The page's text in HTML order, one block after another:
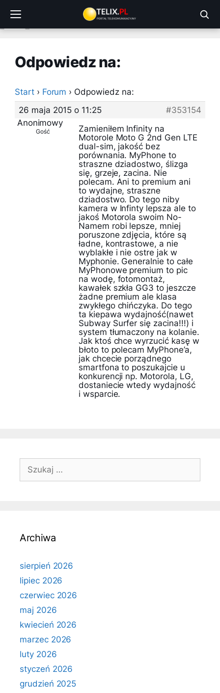
treści
Odpowiedz na:
Start › Forum › Odpowiedz na:
26 maja 2015 o 11:25
#353154
Anonimowy
Gość
Zamieniłem Infinity na
Motorole Moto G 2nd Gen LTE
dual-sim, jakość bez
porównania. MyPhone to
straszne dziadostwo, ślizga
się, grzeje, zacina. Nie
polecam. Ani to premium ani
to wydajne, straszne
dziadostwo. Do tego niby
kamera w Infinty lepsza ale to
jakoś Motorola swoim No-
Namem robi lepsze, mniej
poruszone zdjęcia, które są
ładne, kontrastowe, a nie
wyblakłe i nie ostre jak w
Myphonie. Generalnie to całe
MyPhonowe premium to pic
na wodę, fotomontaż,
kawałek szkła GG3 to jeszcze
żadne premium ale klasa
zwykłego chińczyka. Do tego
ta kiepawa wydajność(nawet
Subway Surfer się zacina!!!) i
system tłumaczony na kolanie.
Jak ktoś chce wyrzucić kasę w
błoto to polecam MyPhone’a,
jak chcecie porządnego
smartfona to poszukajcie u
konkurencji np. Motorola, LG,
dostaniecie wtedy wydajność
i wsparcie.
Szukaj:
Archiwa
sierpień 2026
lipiec 2026
czerwiec 2026
maj 2026
kwiecień 2026
marzec 2026
luty 2026
styczeń 2026
grudzień 2025